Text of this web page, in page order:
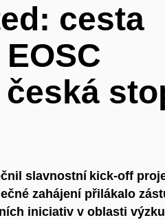
cesta
slavnostní kick-off
zahájení přilákalo
iniciativ v oblasti